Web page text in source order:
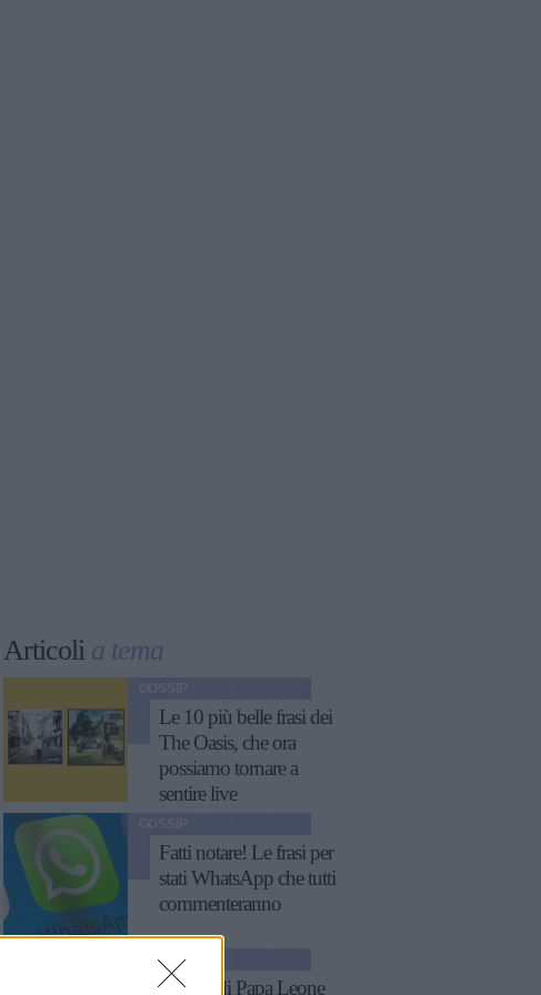
Articoli a tema
Le 10 più belle frasi dei
The Oasis, che ora
possiamo tornare a
sentire live
Fatti notare! Le frasi per
stati WhatsApp che tutti
commenteranno
ATTUALITÀ
11 frasi di Papa Leone